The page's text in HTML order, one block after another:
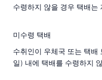
수령하지 않을 경우 택배는
미수령 택배
수취인이 우체국 또는 택배
일) 내에 택배를 수령하지